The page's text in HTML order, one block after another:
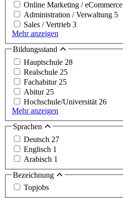
Online Marketing / eCommerce
Administration / Verwaltung 5
Sales / Vertrieb 3
Mehr anzeigen
Bildungsstand
Hauptschule 28
Realschule 25
Fachabitur 25
Abitur 25
Hochschule/Universität 26
Mehr anzeigen
Sprachen
Deutsch 27
Englisch 1
Arabisch 1
Bezeichnung
Topjobs